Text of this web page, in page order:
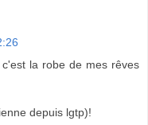
la robe de mes rêves
depuis lgtp)!